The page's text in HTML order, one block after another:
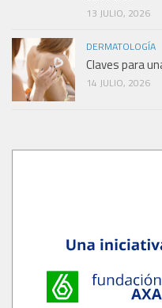
13 JULIO, 2026
DERMATOLOGÍA
Claves para
14 JULIO, 2026